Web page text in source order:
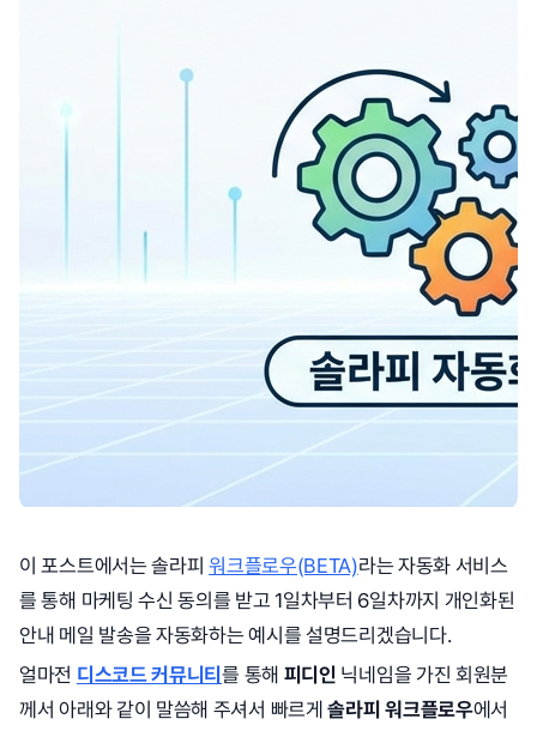
이 포스트에서는 솔라피워크플로우(BETA)라는 자동화 서비스
를 통해 마케팅 수신 동의를 받고 1일차부터 6일차까지 개인화된
안내 메일 발송을 자동화하는 예시를 설명드리겠습니다.
얼마전 디스코드 커뮤니티를 통해 피디인 닉네임을 가진 회원분
께서 아래와 같이 말씀해 주셔서 빠르게솔라피 워크플로우에서